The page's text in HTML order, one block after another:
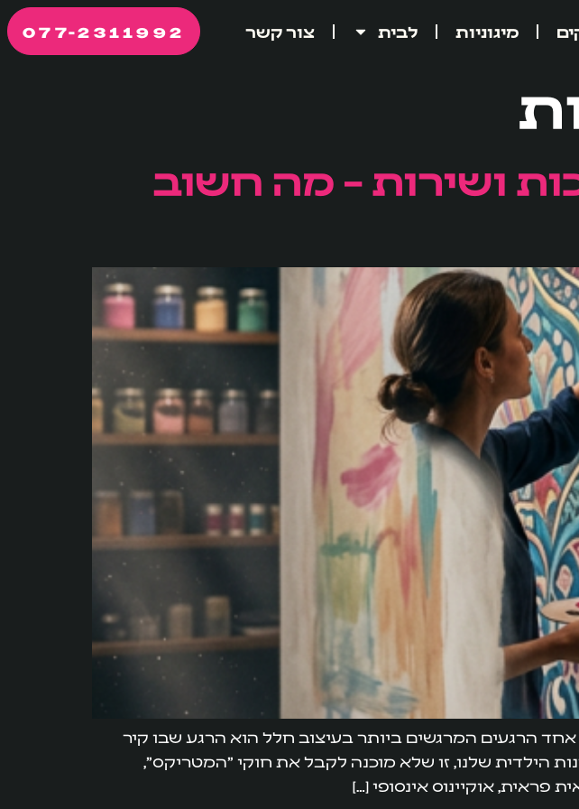
מיגוניות לבית צור קשר 077-2311992
ושירות – מה חשוב
אחד הרגעים המרגשים ביותר בעיצוב חלל הוא הרגע שבו קיר
הילדית שלנו, זו שלא מוכנה לקבל את חוקי "המטריקס",
פראית, אוקיינוס אינסופי […]